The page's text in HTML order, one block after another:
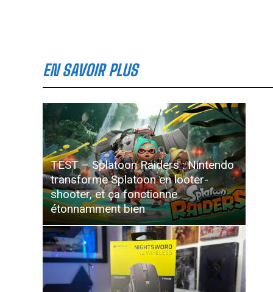
EN SAVOIR PLUS
TEST – Splatoon Raiders : Nintendo
transforme Splatoon en looter-
shooter, et ça fonctionne
étonnamment bien